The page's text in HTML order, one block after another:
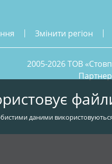
змінити регіон
2005-2026 ТОВ
даними